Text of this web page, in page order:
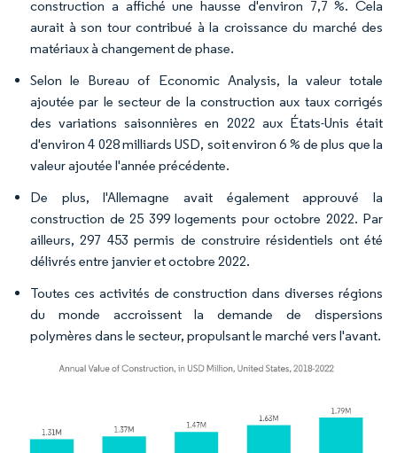
construction a affiché une hausse d'environ 7,7 %. Cela
aurait à son tour contribué à la croissance du marché des
matériaux à changement de phase.
Selon le Bureau of Economic Analysis, la valeur totale
ajoutée par le secteur de la construction aux taux corrigés
des variations saisonnières en 2022 aux États-Unis était
d'environ 4 028 milliards USD, soit environ 6 % de plus que la
valeur ajoutée l'année précédente.
De plus, l'Allemagne avait également approuvé la
construction de 25 399 logements pour octobre 2022. Par
ailleurs, 297 453 permis de construire résidentiels ont été
délivrés entre janvier et octobre 2022.
Toutes ces activités de construction dans diverses régions
du monde accroissent la demande de dispersions
polymères dans le secteur, propulsant le marché vers l'avant.